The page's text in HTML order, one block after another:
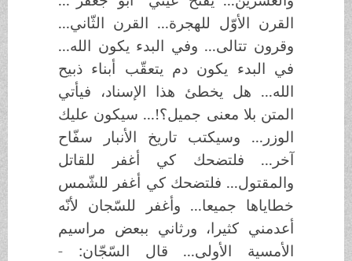
القرن الأوّل للهجرة... القرن الثّاني...
وقرون تتالى... وفي البدء يكون الله...
في البدء يكون دم يتعقّب أبناء ذبيح
الله... هل يخطئ هذا الإسناد، فيأتي
المتن بلا معنى جميل؟!... سيكون عليك
الوزر... وسيكتب تاريخ الأنبار سفّاح
آخر... فلتضحك كي أغفر للقاتل
والمقتول... فلتضحك كي أغفر للشّمس
خطاياها جميعا... وأغفر للسّجان لأنّه
أعدمني كثيرا، ورثاني ببعض مراسيم
الأمسية الأولى... قال السّجّان: -